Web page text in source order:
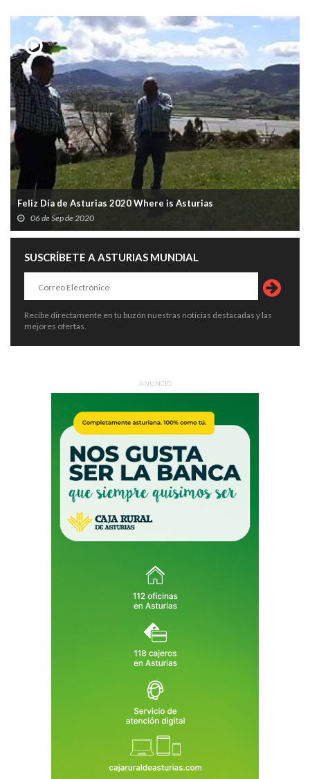
Feliz Día de Asturias 2020 Where is Asturias
06 de Sep de 2020
SUSCRÍBETE A ASTURIAS MUNDIAL
Recibe directamente en tu buzón nuestras noticias destacadas y las
mejores ofertas.
ANUNCIO